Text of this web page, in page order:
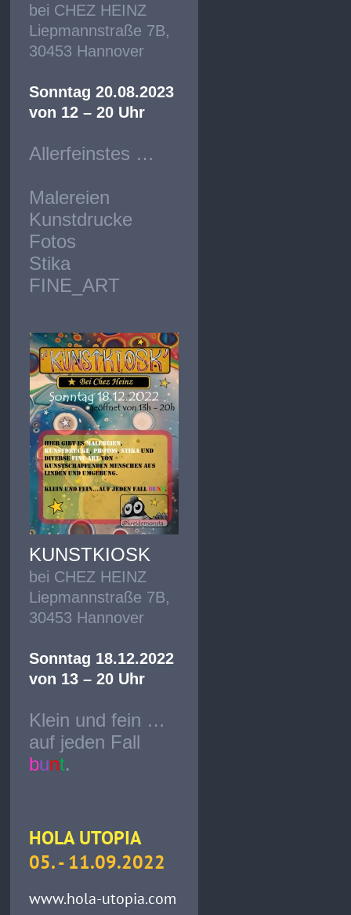
bei CHEZ HEINZ
Liepmannstraße 7B,
30453 Hannover
Sonntag 20.08.2023
von 12 – 20 Uhr
Allerfeinstes …
Malereien
Kunstdrucke
Fotos
Stika
FINE_ART
KUNSTKIOSK
bei CHEZ HEINZ
Liepmannstraße 7B,
30453 Hannover
Sonntag 18.12.2022
von 13 – 20 Uhr
Klein und fein …
auf jeden Fall
bunt.
HOLA UTOPIA
05. - 11.09.2022
www.hola-utopia.com